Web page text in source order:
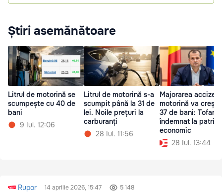
Știri asemănătoare
Litrul de motorină se
scumpește cu 40 de
bani
9 Iul. 12:06
Litrul de motorină s-a
scumpit până la 31 de
lei. Noile prețuri la
carburanți
28 Iul. 11:56
Majorarea accizei
motorină va
37 de bani: Tofan a
îndemnat la
economic
28 Iul. 13:44
Rupor 14 aprilie 2026, 15:47 5 148